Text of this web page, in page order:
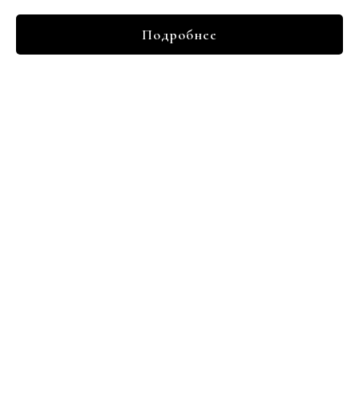
Подробнее